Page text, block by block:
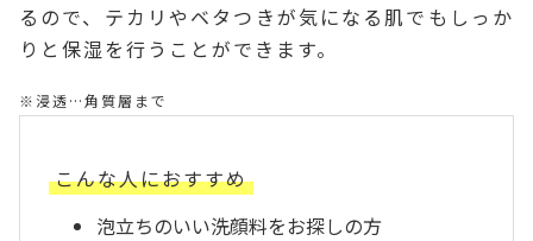
るので、テカリやベタつきが気になる肌でもしっか
りと保湿を行うことができます。
※浸透…角質層まで
こんな人におすすめ
泡立ちのいい洗顔料をお探しの方